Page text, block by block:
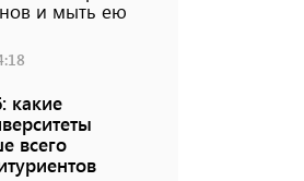
и мыть ею
какие
всего